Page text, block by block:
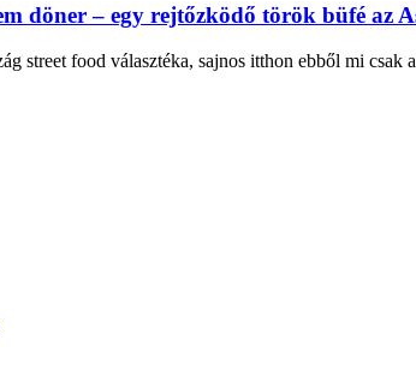
döner – egy rejtőzködő török büfé az
street food választéka, sajnos itthon ebből mi